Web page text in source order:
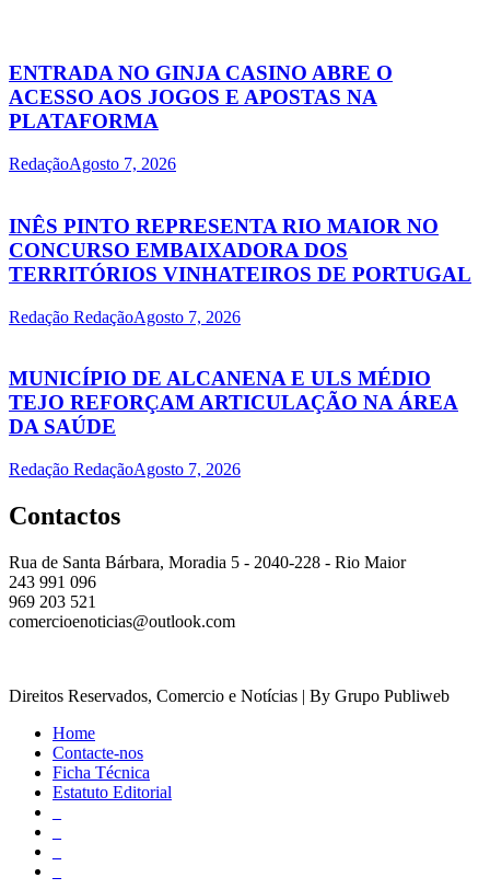
ENTRADA NO GINJA CASINO ABRE O
ACESSO AOS JOGOS E APOSTAS NA
PLATAFORMA
RedaçãoAgosto 7, 2026
INÊS PINTO REPRESENTA RIO MAIOR NO
CONCURSO EMBAIXADORA DOS
TERRITÓRIOS VINHATEIROS DE PORTUGAL
Redação RedaçãoAgosto 7, 2026
MUNICÍPIO DE ALCANENA E ULS MÉDIO
TEJO REFORÇAM ARTICULAÇÃO NA ÁREA
DA SAÚDE
Redação RedaçãoAgosto 7, 2026
Contactos
Rua de Santa Bárbara, Moradia 5 - 2040-228 - Rio Maior
243 991 096
969 203 521
comercioenoticias@outlook.com
Direitos Reservados, Comercio e Notícias | By Grupo Publiweb
Home
Contacte-nos
Ficha Técnica
Estatuto Editorial